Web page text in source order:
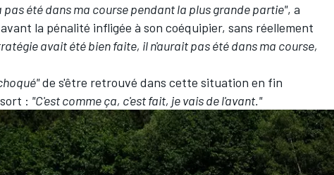
pas été dans ma course pendant la plus grande partie", a
la pénalité infligée à son coéquipier, sans réellement
avait été bien faite, il n'aurait pas été dans ma course,
de s'être retrouvé dans cette situation en fin
: "C'est comme ça, c'est fait, je vais de l'avant."